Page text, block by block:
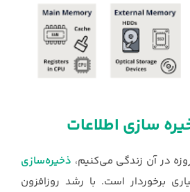
سازی اطلاعات
در آن زندگی می‌کنیم، ذخیره‌سازی
برخوردار ‏است. با رشد روزافزون